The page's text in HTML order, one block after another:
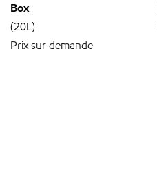
Box
(20L)
Prix sur demande